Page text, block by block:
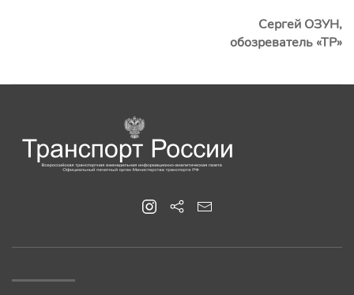
Сергей ОЗУН,
обозреватель «ТР»